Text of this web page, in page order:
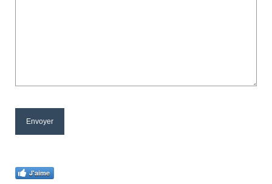
J'aime